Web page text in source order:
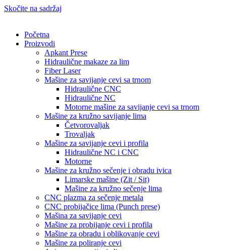
Skočite na sadržaj
Početna
Proizvodi
Apkant Prese
Hidraulične makaze za lim
Fiber Laser
Mašine za savijanje cevi sa trnom
Hidraulične CNC
Hidraulične NC
Motorne mašine za savijanje cevi sa trnom
Mašine za kružno savijanje lima
Četvorovaljak
Trovaljak
Mašine za savijanje cevi i profila
Hidraulične NC i CNC
Motorne
Mašine za kružno sečenje i obradu ivica
Limarske mašine (Zit / Sit)
Mašine za kružno sečenje lima
CNC plazma za sečenje metala
CNC probijačice lima (Punch prese)
Mašina za savijanje cevi
Mašine za probijanje cevi i profila
Mašine za obradu i oblikovanje cevi
Mašine za poliranje cevi